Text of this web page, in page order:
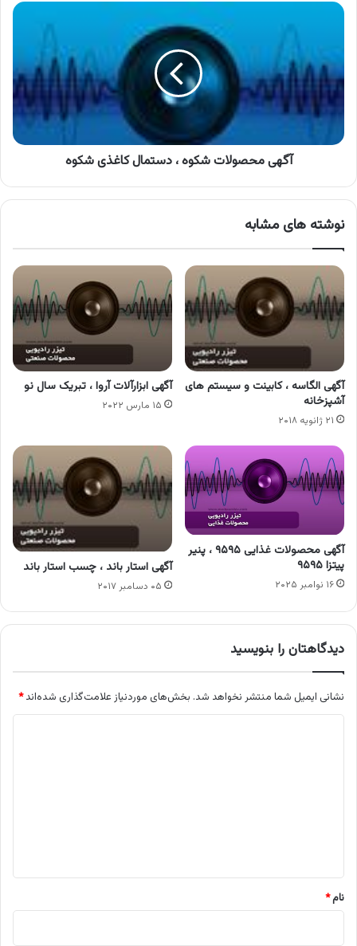
آگهی
،
دستمال
کاغذی
شکوه
آگهی محصولات شکوه ، دستمال کاغذی شکوه
نوشته های مشابه
آگهی الگاسه ، کابینت و سیستم های
آشپزخانه
۲۱ ژانویه ۲۰۱۸
آگهی ابزارآلات آروا ، تبریک سال نو
۱۵ مارس ۲۰۲۲
آگهی محصولات غذایی ۹۵۹۵ ، پنیر
پیتزا ۹۵۹۵
۱۶ نوامبر ۲۰۲۵
آگهی استار باند ، چسب استار باند
۰۵ دسامبر ۲۰۱۷
دیدگاهتان را بنویسید
نشانی ایمیل شما منتشر نخواهد شد. بخش‌های موردنیاز علامت‌گذاری شده‌اند*
نام*